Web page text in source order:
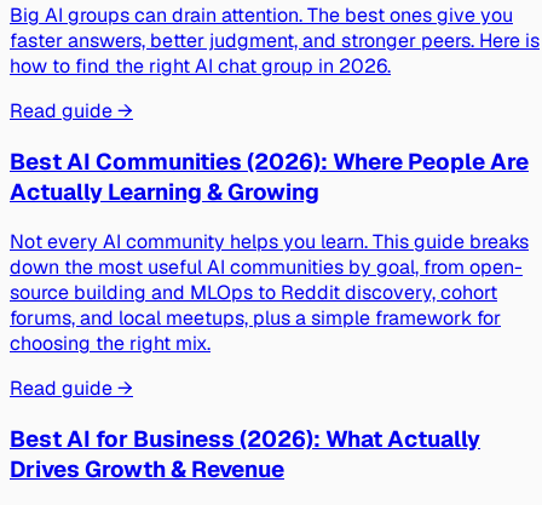
Big AI groups can drain attention. The best ones give you
faster answers, better judgment, and stronger peers. Here is
how to find the right AI chat group in 2026.
Read guide →
Best AI Communities (2026): Where People Are
Actually Learning & Growing
Not every AI community helps you learn. This guide breaks
down the most useful AI communities by goal, from open-
source building and MLOps to Reddit discovery, cohort
forums, and local meetups, plus a simple framework for
choosing the right mix.
Read guide →
Best AI for Business (2026): What Actually
Drives Growth & Revenue